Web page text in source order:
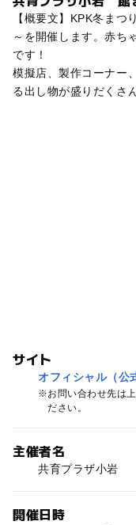
【概要文】KPK冬まつ
～を開催します。赤ち
です！
模擬店、製作コーナー
る出し物が盛りだくさ
サイト
オフィシャル（公
お問い合わせ先は
ださい。
主催者名
共育プラザ小岩
開催日時